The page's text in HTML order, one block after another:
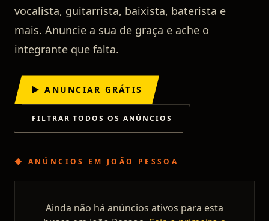
vocalista, guitarrista, baixista, baterista e
mais. Anuncie a sua de graça e ache o
integrante que falta.
▶ ANUNCIAR GRÁTIS
FILTRAR TODOS OS ANÚNCIOS
◆ ANÚNCIOS EMJOÃO PESSOA
Ainda não há anúncios ativos para esta